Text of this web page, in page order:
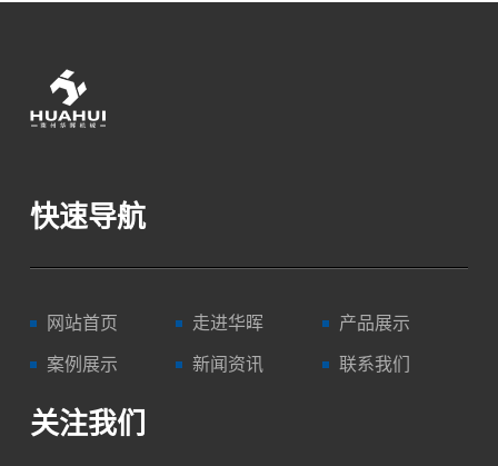
快速导航
网站首页 走进华晖 产品展示
案例展示 新闻资讯 联系我们
关注我们